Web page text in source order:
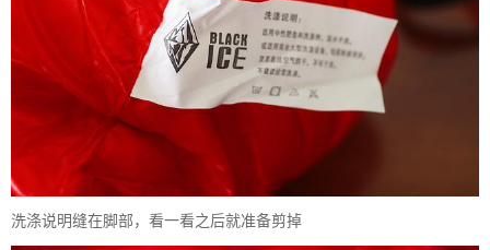
洗涤说明缝在脚部，看一看之后就准备剪掉